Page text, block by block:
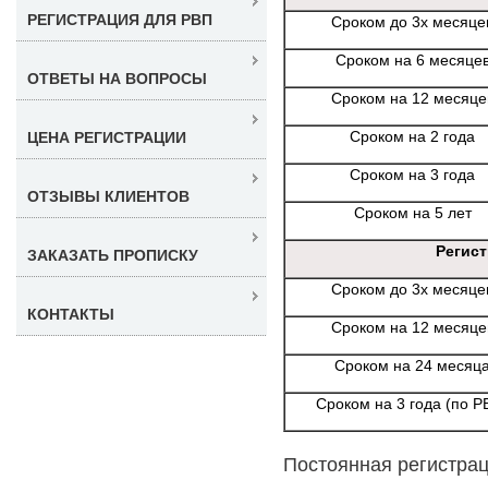
Сроком до 3х
Сроком на 6
Сроком на 12
Сроком на 2 года
Сроком на 3 года
Сроком на 5 лет
Сроком до 3х
Сроком на 12
Сроком на 24
Сроком на 3 года (по
Постоянная
РЕГИСТРАЦИЯ ДЛЯ РВП
ОТВЕТЫ НА ВОПРОСЫ
ЦЕНА РЕГИСТРАЦИИ
ОТЗЫВЫ КЛИЕНТОВ
ЗАКАЗАТЬ ПРОПИСКУ
КОНТАКТЫ